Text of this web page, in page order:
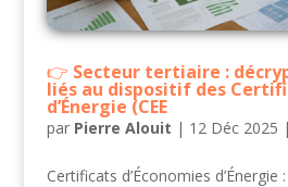
Secteur tertiaire :
liés au dispositif des
d’Énergie (CEE
par Pierre Alouit | 12 Déc 2025 |
Certificats d’Économies d’Énergie